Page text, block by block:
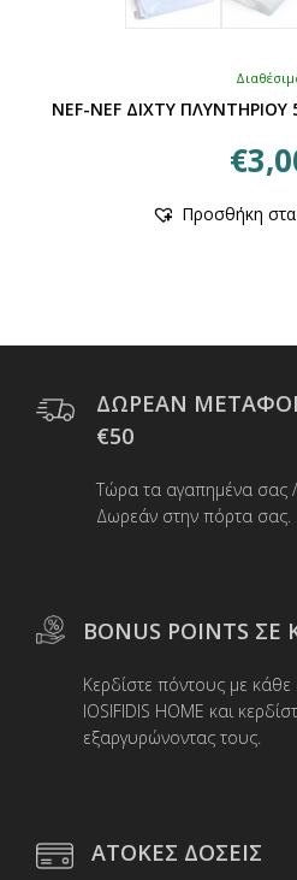
NEF-NEF ΔΙΧΤΥ ΠΛΥΝΤΗΡΙΟΥ
€
Προσθήκη
ΔΩΡΕΑΝ
€50
Τώρα τα αγαπημένα σας
Δωρεάν στην πόρτα σας.
BONUS POINTS
Κερδίστε πόντους με
IOSIFIDIS HOME και
εξαργυρώνοντας τους.
ΑΤΟΚΕΣ ΔΟΣΕΙΣ